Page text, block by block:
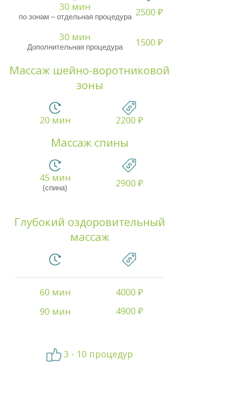
30 мин
по зонам – отдельная процедура
30 мин
Дополнительная процедура
2500 ₽
1500 ₽
Массаж шейно-воротниковой
зоны
20 мин 2200 ₽
Массаж спины
45 мин
(спина) 2900 ₽
Глубокий оздоровительный
массаж
60 мин
4000 ₽
90 мин
4900 ₽
3 - 10 процедур